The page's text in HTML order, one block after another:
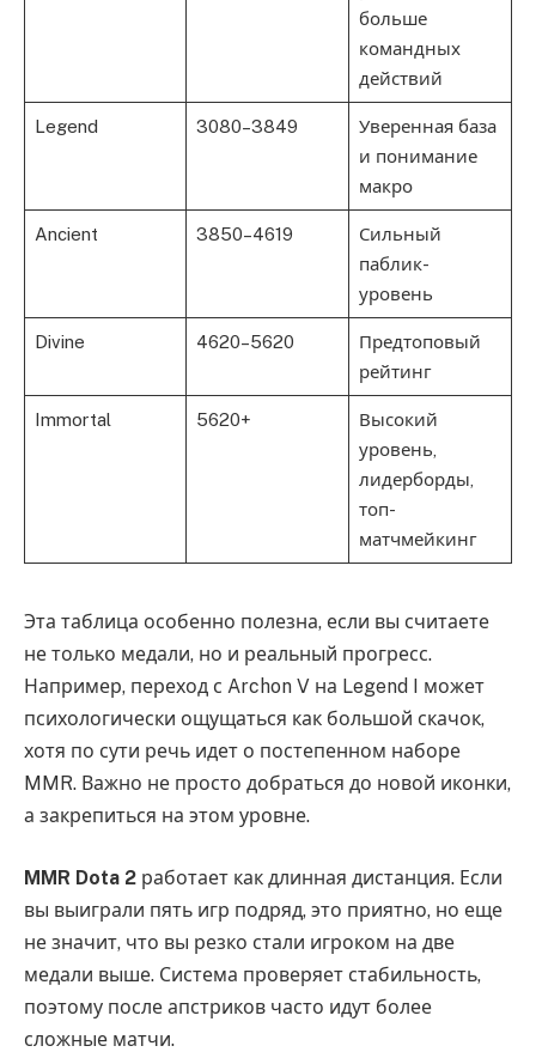
больше
командных
действий
Legend 3080–3849
Уверенная база
и понимание
макро
Ancient 3850–4619
Сильный
паблик-
уровень
Divine 4620–5620
Предтоповый
рейтинг
Immortal 5620+
Высокий
уровень,
лидерборды,
топ-
матчмейкинг
Эта таблица особенно полезна, если вы считаете
не только медали, но и реальный прогресс.
Например, переход с Archon V на Legend I может
психологически ощущаться как большой скачок,
хотя по сути речь идет о постепенном наборе
MMR. Важно не просто добраться до новой иконки,
а закрепиться на этом уровне.
MMR Dota 2 работает как длинная дистанция. Если
вы выиграли пять игр подряд, это приятно, но еще
не значит, что вы резко стали игроком на две
медали выше. Система проверяет стабильность,
поэтому после апстриков часто идут более
сложные матчи.